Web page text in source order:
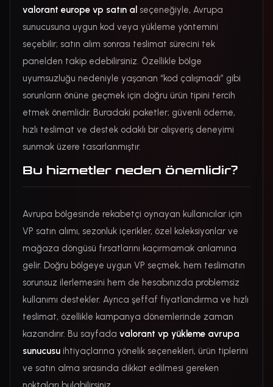
valorant europe vp satın al seçeneğiyle, Avrupa
sunucusuna uygun kod veya yükleme yöntemini
seçebilir; satın alım sonrası teslimat sürecini tek
panelden takip edebilirsiniz. Özellikle bölge
uyumsuzluğu nedeniyle yaşanan “kod çalışmadı” gibi
sorunların önüne geçmek için doğru ürün tipini tercih
etmek önemlidir. Buradaki paketler; güvenli ödeme,
hızlı teslimat ve destek odaklı bir alışveriş deneyimi
sunmak üzere tasarlanmıştır.
Bu hizmetler neden önemlidir?
Avrupa bölgesinde rekabetçi oynayan kullanıcılar için
VP satın alımı, sezonluk içerikler, özel koleksiyonlar ve
mağaza döngüsü fırsatlarını kaçırmamak anlamına
gelir. Doğru bölgeye uygun VP seçmek, hem teslimatın
sorunsuz ilerlemesini hem de hesabınızda problemsiz
kullanımı destekler. Ayrıca şeffaf fiyatlandırma ve hızlı
teslimat, özellikle kampanya dönemlerinde zaman
kazandırır. Bu sayfada valorant vp yükleme avrupa
sunucusu ihtiyaçlarına yönelik seçenekleri, ürün tiplerini
ve satın alma sırasında dikkat edilmesi gereken